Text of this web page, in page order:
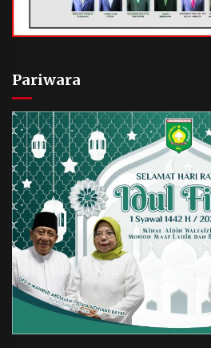
Pariwara